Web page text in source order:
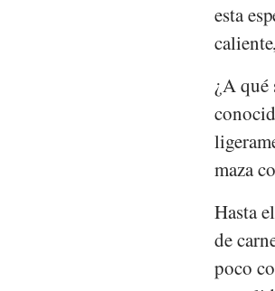
esta
¿A qué
maza
Hasta
de
poco